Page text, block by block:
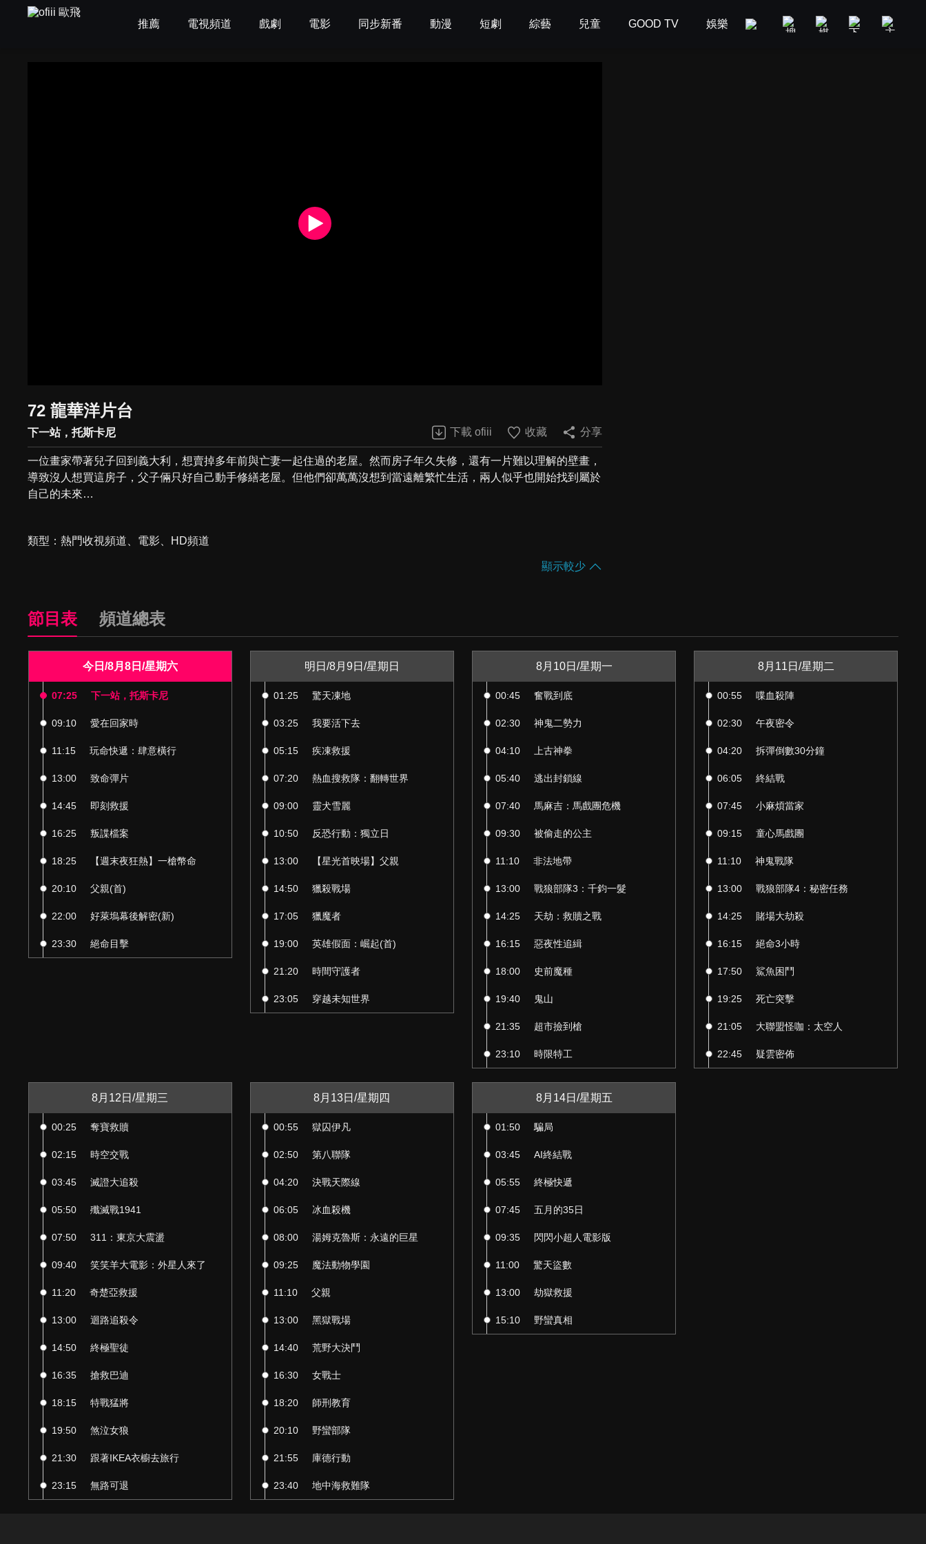
推薦 電視頻道 戲劇 電影 同步新番 動漫 短劇 綜藝 兒童 GOOD TV 娛樂 美食旅遊 新聞政論
72 龍華洋片台
下一站，托斯卡尼 下載 ofiii 收藏 分享
一位畫家帶著兒子回到義大利，想賣掉多年前與亡妻一起住過的老屋。然而房子年久失修，還有一片難以理解的壁畫，
導致沒人想買這房子，父子倆只好自己動手修繕老屋。但他們卻萬萬沒想到當遠離繁忙生活，兩人似乎也開始找到屬於
自己的未來…
類型 熱門收視頻道 電影 HD頻道
顯示較少
節目表 頻道總表
今日/8月8日/星期六
07:25 下一站，托斯卡尼
09:10 愛在回家時
11:15 玩命快遞：肆意橫行
13:00 致命彈片
14:45 即刻救援
16:25 叛諜檔案
18:25 【週末夜狂熱】一槍幣命
20:10 父親(首)
22:00 好萊塢幕後解密(新)
23:30 絕命目擊
明日/8月9日/星期日
01:25 驚天凍地
03:25 我要活下去
05:15 疾凍救援
07:20 熱血搜救隊：翻轉世界
09:00 靈犬雪麗
10:50 反恐行動：獨立日
13:00 【星光首映場】父親
14:50 獵殺戰場
17:05 獵魔者
19:00 英雄假面：崛起(首)
21:20 時間守護者
23:05 穿越未知世界
8月10日/星期一
00:45 奮戰到底
02:30 神鬼二勢力
04:10 上古神拳
05:40 逃出封鎖線
07:40 馬麻吉：馬戲團危機
09:30 被偷走的公主
11:10 非法地帶
13:00 戰狼部隊3：千鈞一髮
14:25 天劫：救贖之戰
16:15 惡夜性追緝
18:00 史前魔種
19:40 鬼山
21:35 超市撿到槍
23:10 時限特工
8月11日/星期二
00:55 喋血殺陣
02:30 午夜密令
04:20 拆彈倒數30分鐘
06:05 終結戰
07:45 小麻煩當家
09:15 童心馬戲團
11:10 神鬼戰隊
13:00 戰狼部隊4：秘密任務
14:25 賭場大劫殺
16:15 絕命3小時
17:50 鯊魚困鬥
19:25 死亡突擊
21:05 大聯盟怪咖：太空人
22:45 疑雲密佈
8月12日/星期三
00:25 奪寶救贖
02:15 時空交戰
03:45 滅證大追殺
05:50 殲滅戰1941
07:50 311：東京大震盪
09:40 笑笑羊大電影：外星人來了
11:20 奇楚亞救援
13:00 迴路追殺令
14:50 終極聖徒
16:35 搶救巴迪
18:15 特戰猛將
19:50 煞泣女狼
21:30 跟著IKEA衣櫥去旅行
23:15 無路可退
8月13日/星期四
00:55 獄囚伊凡
02:50 第八聯隊
04:20 決戰天際線
06:05 冰血殺機
08:00 湯姆克魯斯：永遠的巨星
09:25 魔法動物學園
11:10 父親
13:00 黑獄戰場
14:40 荒野大決鬥
16:30 女戰士
18:20 師刑教育
20:10 野蠻部隊
21:55 庫德行動
23:40 地中海救難隊
8月14日/星期五
01:50 騙局
03:45 AI終結戰
05:55 終極快遞
07:45 五月的35日
09:35 閃閃小超人電影版
11:00 驚天盜數
13:00 劫獄救援
15:10 野蠻真相